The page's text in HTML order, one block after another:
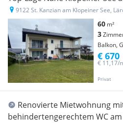
9122 St. Kanzian am Klopeiner See,
60 m²
3
Balkon,
Privat
€ 11,17/
€ 670
Renovierte Mietwohnung
behindertengerechtem WC